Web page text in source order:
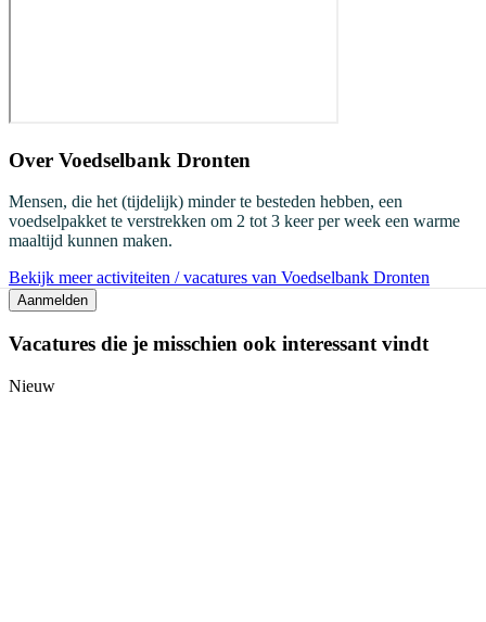
Over Voedselbank Dronten
Mensen, die het (tijdelijk) minder te besteden hebben, een
voedselpakket te verstrekken om 2 tot 3 keer per week een warme
maaltijd kunnen maken.
Bekijk meer activiteiten / vacatures van Voedselbank Dronten
Aanmelden
Vacatures die je misschien ook interessant vindt
Nieuw